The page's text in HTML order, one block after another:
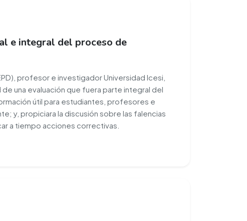
e integral del proceso de
profesor e investigador Universidad Icesi,
una evaluación que fuera parte integral del
útil para estudiantes, profesores e
y, propiciara la discusión sobre las falencias
a tiempo acciones correctivas.